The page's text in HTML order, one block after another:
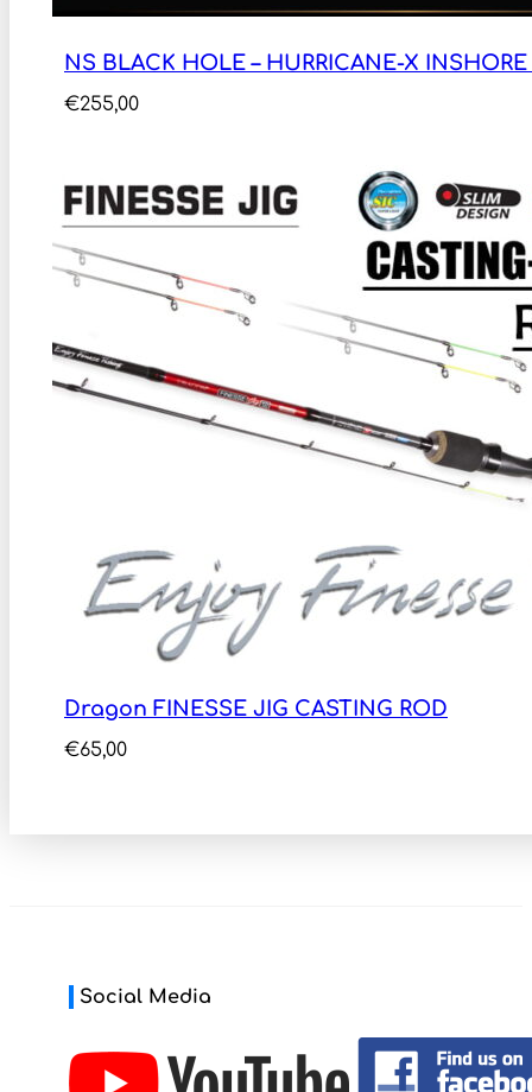
NS BLACK HOLE – HURRICANE-X
€255,00
Dragon FINESSE JIG CASTING ROD
€65,00
Social Media